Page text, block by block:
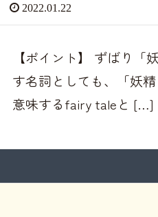
2022.01.22
【ポイント】 ずばり
す名詞としても、「妖
意味するfairy taleと […]